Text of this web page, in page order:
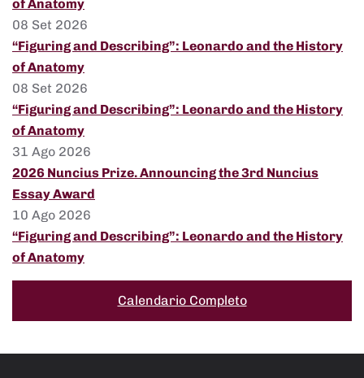
of Anatomy
08 Set 2026
“Figuring and Describing”: Leonardo and the History
of Anatomy
08 Set 2026
“Figuring and Describing”: Leonardo and the History
of Anatomy
31 Ago 2026
2026 Nuncius Prize. Announcing the 3rd Nuncius
Essay Award
10 Ago 2026
“Figuring and Describing”: Leonardo and the History
of Anatomy
Calendario Completo